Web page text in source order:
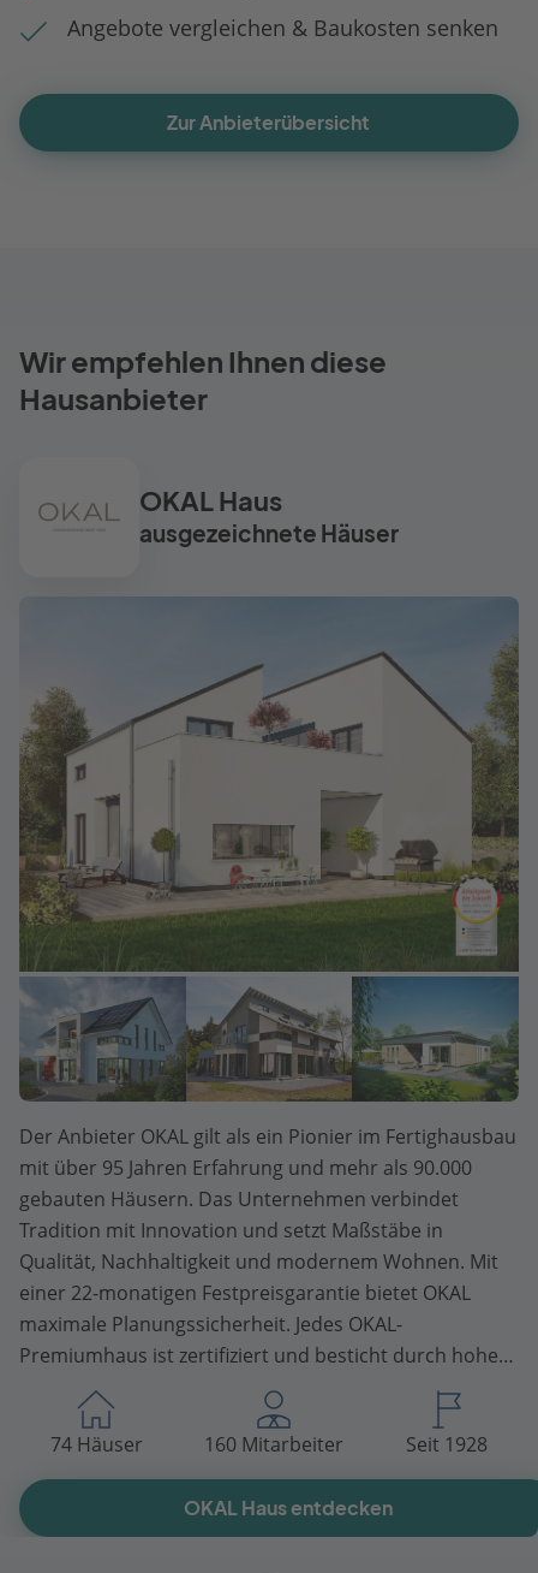
Angebote vergleichen & Baukosten senken
Zur Anbieterübersicht
Wir empfehlen Ihnen diese
Hausanbieter
OKAL Haus
ausgezeichnete Häuser
Der Anbieter OKAL gilt als ein Pionier im Fertighausbau
mit über 95 Jahren Erfahrung und mehr als 90.000
gebauten Häusern. Das Unternehmen verbindet
Tradition mit Innovation und setzt Maßstäbe in
Qualität, Nachhaltigkeit und modernem Wohnen. Mit
einer 22-monatigen Festpreisgarantie bietet OKAL
maximale Planungssicherheit. Jedes OKAL-
Premiumhaus ist zertifiziert und besticht durch hohe
Nachhaltigkeit. Der umfangreiche und verlässliche
Service sorgt für einen sorgenfreien Hausbau.
74 Häuser
160 Mitarbeiter Seit 1928
OKAL Haus entdecken